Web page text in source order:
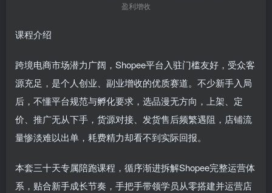
盈利增收
课程介绍
跨境电商市场潜力广阔，Shopee平台入驻门槛友好，受众客
源充足，是个人创业、副业增收的优质赛道。不少新手入局
后，不懂平台规范与孵化要求，选品漫无方向，上架、定
价、推广无从下手，货源对接、发货售后频繁遇阻，店铺流
量惨淡难以出单，耗费精力却看不到实际回报。
本套三十天专属陪跑课程，循序渐进拆解Shopee完整运营体
系，贴合新手成长节奏，手把手带领学员从零搭建并运营店